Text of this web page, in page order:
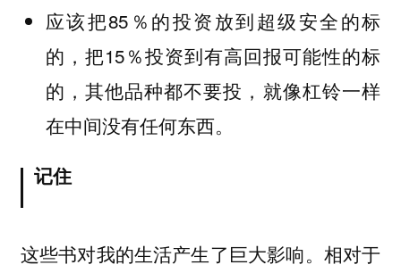
应该把85％的投资放到超级安全的标
的，把15％投资到有高回报可能性的标
的，其他品种都不要投，就像杠铃一样
在中间没有任何东西。
记住
这些书对我的生活产生了巨大影响。相对于